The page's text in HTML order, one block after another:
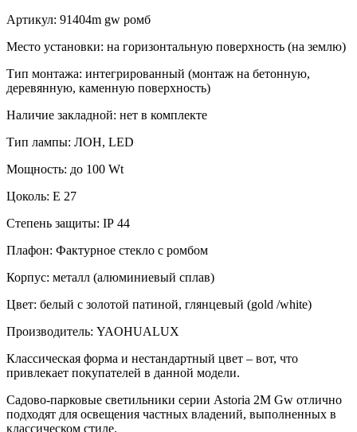
Артикул: 91404m gw ромб
Место установки: на горизонтальную поверхность (на землю)
Тип монтажа: интегрированный (монтаж на бетонную,
деревянную, каменную поверхность)
Наличие закладной: нет в комплекте
Тип лампы: ЛОН, LED
Мощность: до 100 Wt
Цоколь: E 27
Степень защиты: IP 44
Плафон: Фактурное стекло с ромбом
Корпус: металл (алюминиевый сплав)
Цвет: белый с золотой патиной, глянцевый (gold /white)
Производитель: YAOHUALUX
Классическая форма и нестандартный цвет – вот, что
привлекает покупателей в данной модели.
Садово-парковые светильники серии Astoria 2M Gw отлично
подходят для освещения частных владений, выполненных в
классическом стиле.